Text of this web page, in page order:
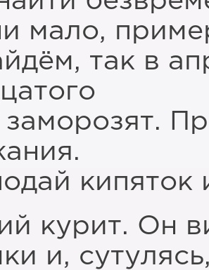
мало,
так в
заморозят.
кипяток
курит. Он
и,